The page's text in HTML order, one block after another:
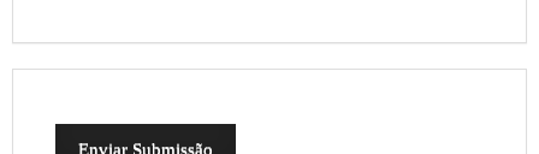
Enviar Submissão